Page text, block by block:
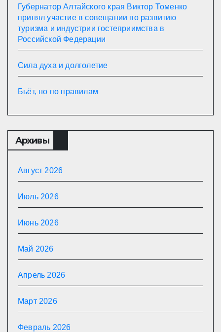
Губернатор Алтайского края Виктор Томенко
принял участие в совещании по развитию
туризма и индустрии гостеприимства в
Российской Федерации
Сила духа и долголетие
Бьёт, но по правилам
Архивы
Август 2026
Июль 2026
Июнь 2026
Май 2026
Апрель 2026
Март 2026
Февраль 2026